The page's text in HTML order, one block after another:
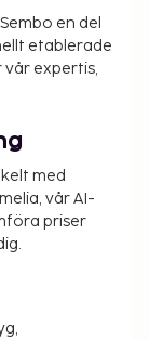
en del
etablerade
vår expertis,
med
vår AI-
priser